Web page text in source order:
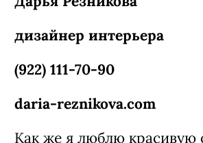
дизайнер интерьера
(922) 111-70-90
daria-reznikova.com
Как же я люблю красивую